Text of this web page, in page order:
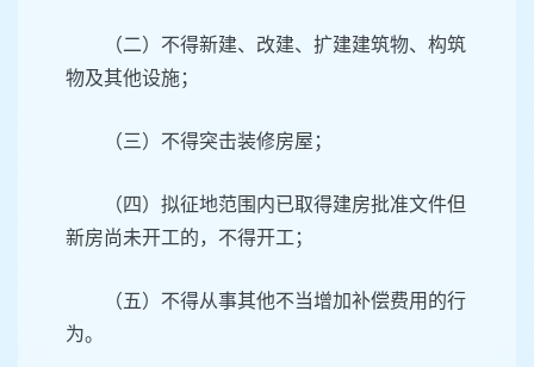
（二）不得新建、改建、扩建建筑物、构筑
物及其他设施；
（三）不得突击装修房屋；
（四）拟征地范围内已取得建房批准文件但
新房尚未开工的，不得开工；
（五）不得从事其他不当增加补偿费用的行
为。